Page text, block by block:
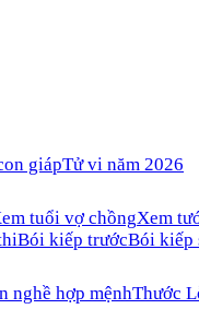
giápTử vi năm 2026
tuổi vợ chồngXem
Bói kiếp trướcBói kiếp
nghề hợp mệnhThước